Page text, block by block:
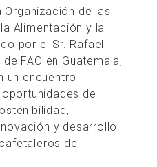
Organización de las
Alimentación y la
por el Sr. Rafael
FAO en Guatemala,
un encuentro
de
y desarrollo
de